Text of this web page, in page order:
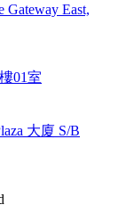
Gateway East,
01室
大廈 S/B